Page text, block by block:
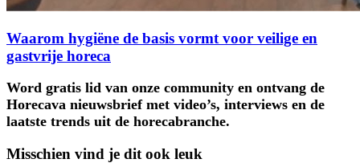
Waarom hygiëne de basis vormt voor veilige en
gastvrije horeca
Word gratis lid van onze community en ontvang de
Horecava nieuwsbrief met video’s, interviews en de
laatste trends uit de horecabranche.
Misschien vind je dit ook leuk